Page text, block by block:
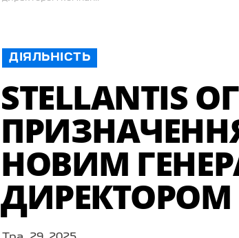
ДІЯЛЬНІСТЬ
STELLANTIS
НОВИМ
ДИРЕКТОРОМ